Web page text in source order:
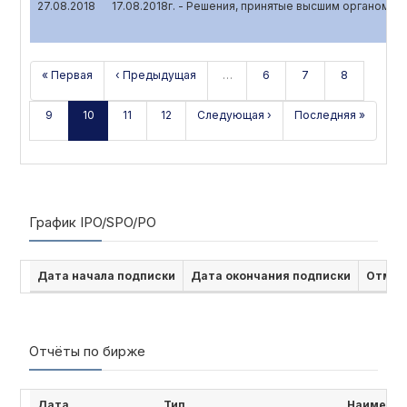
27.08.2018 17.08.2018г. - Решения, принятые высшим органом
« Первая ‹ Предыдущая … 6 7 8
9 10 11 12 Следующая › Последняя »
График IPO/SPO/PO
Дата начала подписки Дата окончания подписки
Отчёты по бирже